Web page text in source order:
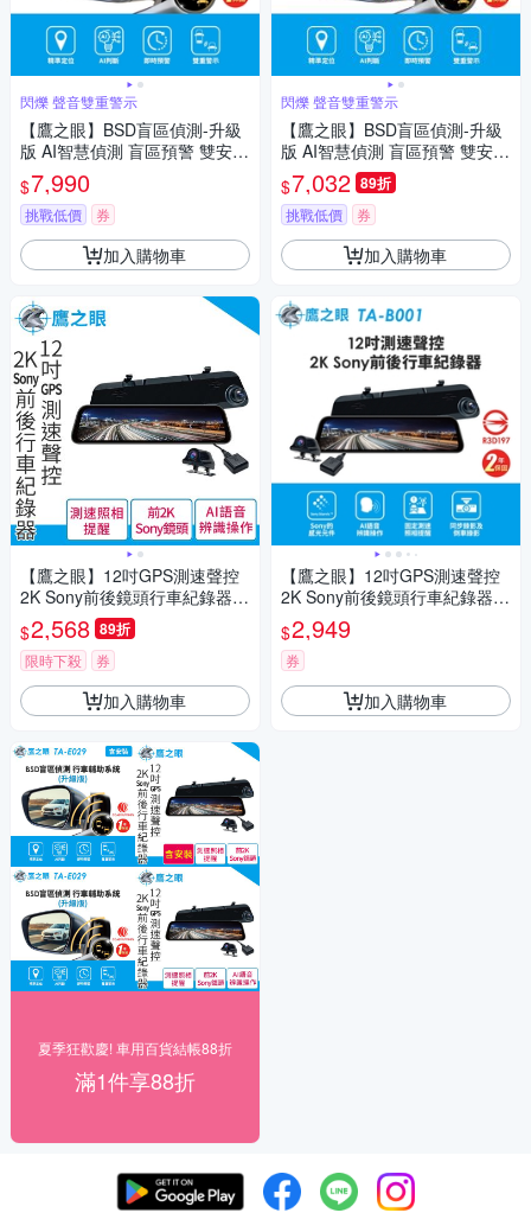
閃爍 聲音雙重警示
【鷹之眼】BSD盲區偵測-升級
版 AI智慧偵測 盲區預警 雙安全
警示
$7,990
挑戰低價 券
加入購物車
【鷹之眼】12吋GPS測速聲控
2K Sony前後鏡頭行車紀錄器-
附64G卡 TA-B001 贈後鏡頭支
架 行車記錄器
$2,568 89折
限時下殺 券
加入購物車
夏季狂歡慶! 車用百貨結帳88折
滿1件享88折
閃爍 聲音雙重警示
【鷹之眼】BSD盲區偵測-升級
版 AI智慧偵測 盲區預警 雙安全
警示
$7,032 89折
挑戰低價 券
加入購物車
【鷹之眼】12吋GPS測速聲控
2K Sony前後鏡頭行車紀錄器-
附64G卡 TA-B001 贈後鏡頭支
架 行車記錄器
$2,949
券
加入購物車